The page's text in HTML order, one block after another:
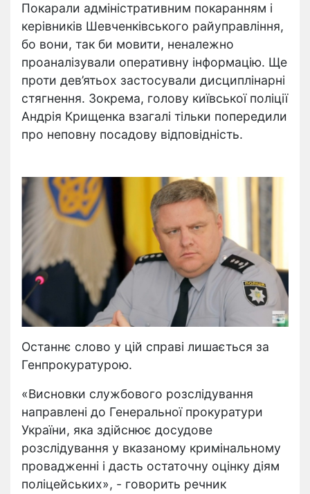
Покарали адміністративним покаранням і
керівників Шевченківського райуправління,
бо вони, так би мовити, неналежно
проаналізували оперативну інформацію. Ще
проти дев’ятьох застосували дисциплінарні
стягнення. Зокрема, голову київської поліції
Андрія Крищенка взагалі тільки попередили
про неповну посадову відповідність.
Останнє слово у цій справі лишається за
Генпрокуратурою.
«Висновки службового розслідування
направлені до Генеральної прокуратури
України, яка здійснює досудове
розслідування у вказаному кримінальному
провадженні і дасть остаточну оцінку діям
поліцейських», - говорить речник